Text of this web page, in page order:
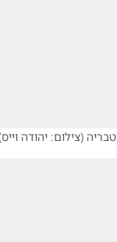
(צילום: יהודה וייס